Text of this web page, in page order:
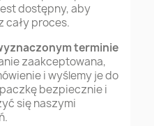
dostępny, aby
cały proces.
terminie
zaakceptowana,
i wyślemy je do
bezpiecznie i
się naszymi